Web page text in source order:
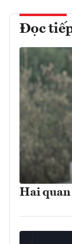
Đọc
Hai quan